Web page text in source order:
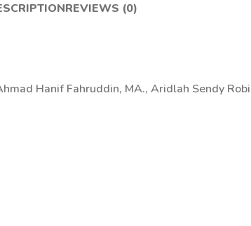
REVIEWS (0)
Hanif Fahruddin, MA., Aridlah Sendy